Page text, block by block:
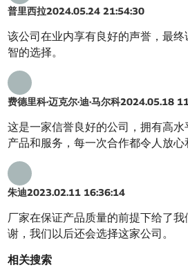
普里西拉2024.05.24 21:54:30
该公司在业内享有良好的声誉，最
智的选择。
费德里科·迈克尔·迪·马尔科2024.05.18
这是一家信誉良好的公司，拥有高
产品和服务，每一次合作都令人放心
朱迪2023.02.11 16:36:14
厂家在保证产品质量的前提下给了
谢，我们以后还会选择这家公司。
相关搜索